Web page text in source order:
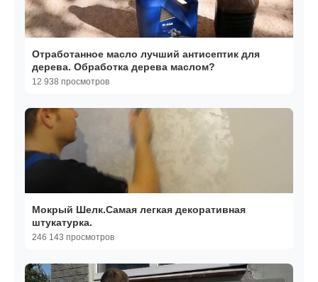
Отработанное масло лучший антисептик для
дерева. Обработка дерева маслом?
12 938 просмотров
Мокрый Шелк.Самая легкая декоративная
штукатурка.
246 143 просмотров